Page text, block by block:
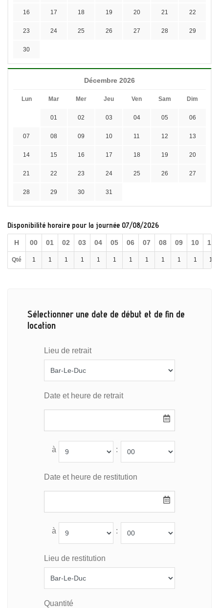
16 17 18 19 20 21 22
23 24 25 26 27 28 29
30
Décembre 2026
Lun Mar Mer Jeu Ven Sam Dim
01 02 03 04 05 06
07 08 09 10 11 12 13
14 15 16 17 18 19 20
21 22 23 24 25 26 27
28 29 30 31
Disponibilité horaire pour la journée 07/08/2026
H 00 01 02 03 04 05 06 07 08 09 10 11
Qté 1 1 1 1 1 1 1 1 1 1 1 1
Sélectionner une date de début et de fin de
location
Lieu de retrait
Date et heure de retrait
à :
Date et heure de restitution
à :
Lieu de restitution
Quantité